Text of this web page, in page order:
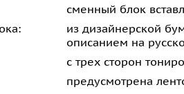
сменный блок
из дизайнерской
описанием на
с трех сторон
предусмотрена